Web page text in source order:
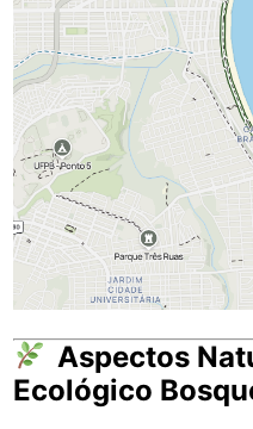
Aspectos
Ecológico